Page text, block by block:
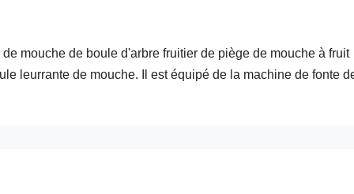
mouche de boule d'arbre fruitier de piège de mouche à fruit
leurrante de mouche. Il est équipé de la machine de fonte